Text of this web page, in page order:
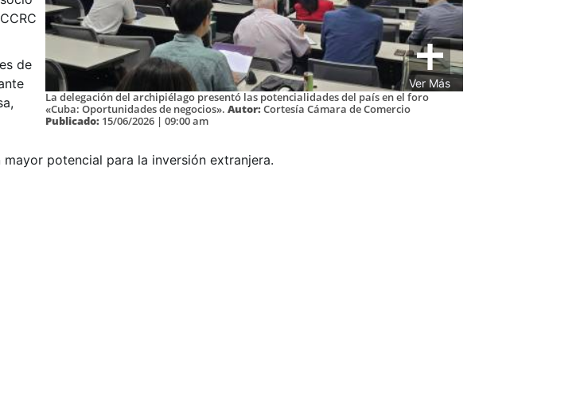
Ver Más
La delegación del archipiélago presentó las potencialidades del país en el foro
«Cuba: Oportunidades de negocios». Autor: Cortesía Cámara de Comercio
Publicado: 15/06/2026 | 09:00 am
de
potencial para la inversión extranjera.